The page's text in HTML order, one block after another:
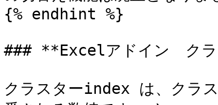
{% endhint %}
### **Excelアドイン　ク
クラスターindex は、クラ